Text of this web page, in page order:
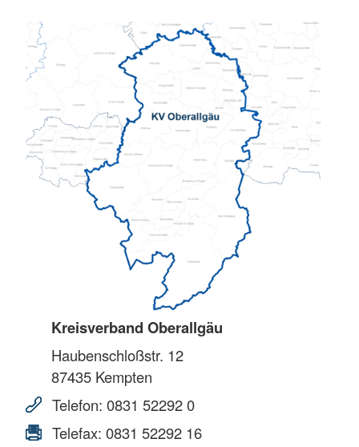
Kreisverband Oberallgäu
Haubenschloßstr. 12
87435 Kempten
Telefon: 0831 52292 0
Telefax: 0831 52292 16